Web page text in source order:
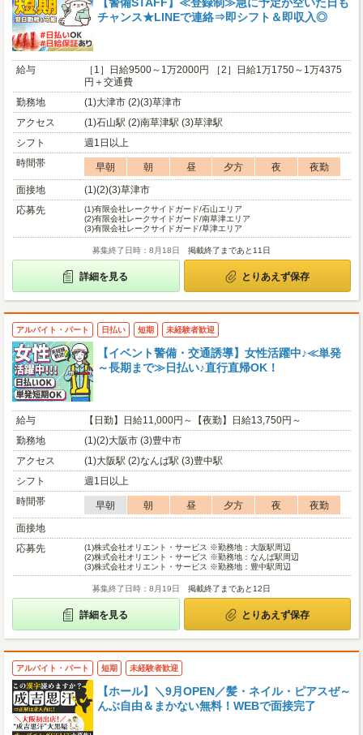
チャンス★LINEで連絡⇒即シフト＆即収入◎
給与
［1］日給9500～1万2000円 ［2］日給1万1750～1万4375
円＋交通費
勤務地
(1)大津市 (2)(3)草津市
アクセス
(1)石山駅 (2)南草津駅 (3)草津駅
シフト
週1日以上
時間帯
早朝 朝 昼 夕方 夜
夜勤
面接地
(1)(2)(3)草津市
応募先
(1)有限会社レークサイドガード/石山エリア
(2)有限会社レークサイドガード/南草津エリア
(3)有限会社レークサイドガード/草津エリア
募集終了日時：8月18日 掲載終了まであと11日
詳細を見る とりあえず保存
アルバイト・パート 日払い 短期 未経験者歓迎
【イベント警備・交通誘導】女性活躍中♪≪単発
～長期まで≫日払い♪直行直帰OK！
給与
【日勤】日給11,000円～【夜勤】日給13,750円～
勤務地
(1)(2)大阪市 (3)豊中市
アクセス
(1)大阪駅 (2)なんば駅 (3)豊中駅
シフト
週1日以上
時間帯
早朝 朝 昼 夕方 夜
夜勤
面接地
応募先
(1)株式会社オリエント・サービス ※勤務地：大阪駅周辺
(2)株式会社オリエント・サービス ※勤務地：なんば駅周辺
(3)株式会社オリエント・サービス ※勤務地：豊中駅周辺
募集終了日時：8月19日 掲載終了まであと12日
詳細を見る とりあえず保存
アルバイト・パート 短期 未経験者歓迎
【ホール】＼9月OPEN／髪・ネイル・ピアスぜ～
んぶ自由＆まかない無料！WEBで面接完了